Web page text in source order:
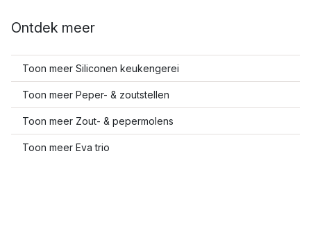
Ontdek meer
Toon meer Siliconen keukengerei
Toon meer Peper- & zoutstellen
Toon meer Zout- & pepermolens
Toon meer Eva trio